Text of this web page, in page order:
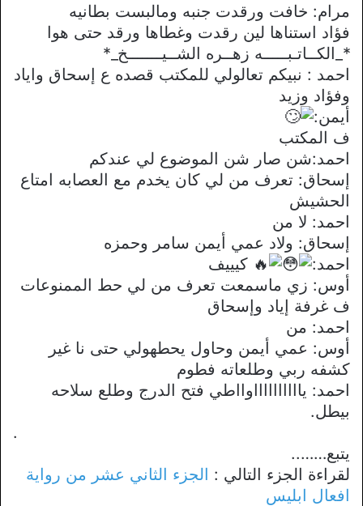
مرام: خافت ورقدت جنبه ومالبست بطانيه
فؤاد استناها لين رقدت وغطاها ورقد حتى هوا
*_الكــاتـبـــــه زهــره الشــيـــــــخ_*
احمد : نبيكم تعالولي للمكتب قصده ع إسحاق واياد
وفؤاد وزيد
أيمن:
ف المكتب
احمد:شن صار شن الموضوع لي عندكم
إسحاق: تعرف من لي كان يخدم مع العصابه امتاع
الحشيش
احمد: لا من
إسحاق: ولاد عمي أيمن سامر وحمزه
احمد:
كيييف
أوس: زي ماسمعت تعرف من لي حط الممنوعات
ف غرفة إياد وإسحاق
احمد: من
أوس: عمي أيمن وحاول يحطهولي حتى نا غير
كشفه ربي وطلعاته فطوم
احمد: يااااااااااوااطي فتح الدرج وطلع سلاحه
بيطل.
.
يتبع……..
لقراءة الجزء التالي : الجزء الثاني عشر من رواية
افعال ابليس